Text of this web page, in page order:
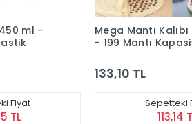
ml -
Fiyat
TL
Mega Mantı
- 199 Mantı
133,10 TL
Sepetteki
113,14